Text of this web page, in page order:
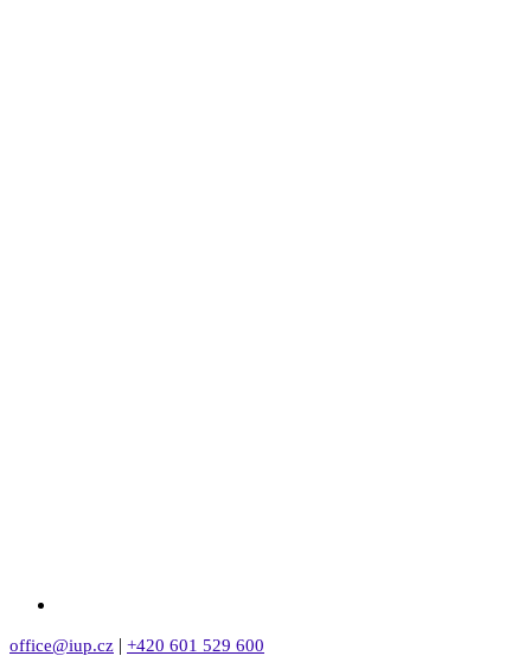
office@iup.cz | +420 601 529 600